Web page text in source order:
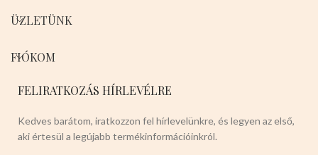
ÜZLETÜNK
FIÓKOM
FELIRATKOZÁS HÍRLEVÉLRE
Kedves barátom, iratkozzon fel hírlevelünkre, és legyen az első,
aki értesül a legújabb termékinformációinkról.